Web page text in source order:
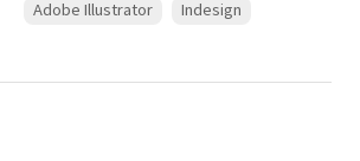
Adobe Illustrator Indesign